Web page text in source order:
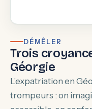
DÉMÊLER
Trois
Géorgie
L'expatriation en
trompeurs : on